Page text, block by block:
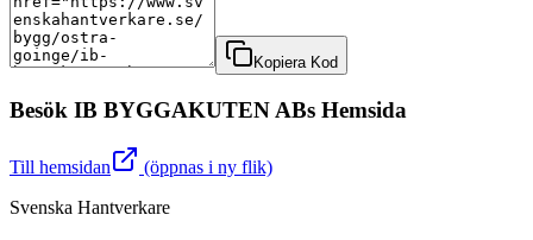
Kopiera Kod
Besök IB BYGGAKUTEN ABs Hemsida
Till hemsidan
(öppnas i ny flik)
Svenska Hantverkare